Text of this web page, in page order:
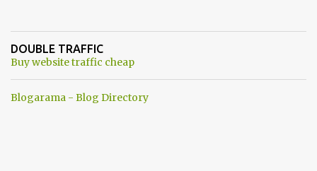
come terrazzi o giardini). Inoltre dobbiamo perdere tempo a
dividere tutti i materiali. ...e lo facevamo inizialmente anche con
avremmo pagato tutti di meno . Ma quando mai? Ogni anno
DOUBLE TRAFFIC
Buy website traffic cheap
Blogarama - Blog Directory